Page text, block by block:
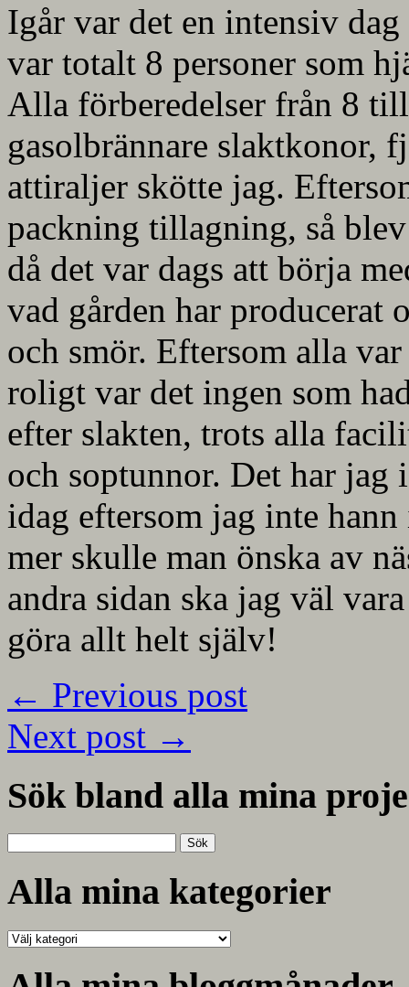
Igår var det en intensiv
var totalt 8 personer som
Alla förberedelser från 8
gasolbrännare slaktkonor,
attiraljer skötte jag.
packning tillagning, så
då det var dags att börja
vad gården har producerat
och smör. Eftersom alla
roligt var det ingen som
efter slakten, trots alla
och soptunnor. Det har jag
idag eftersom jag inte
mer skulle man önska av
andra sidan ska jag väl
göra allt helt själv!
← Previous post
Next post →
Sök bland alla mina
efter:
Alla mina kategorier
Alla
kategorier